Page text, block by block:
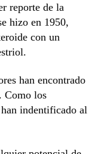
reporte de la
hizo en 1950,
con un
han encontrado
Como los
indentificado al